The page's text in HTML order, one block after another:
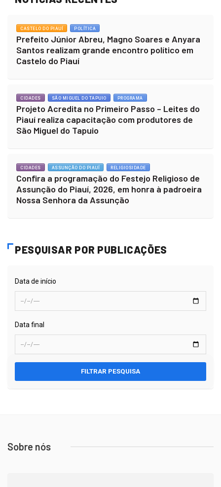
CASTELO DO PIAUÍ POLÍTICA
Prefeito Júnior Abreu, Magno Soares e Anyara
Santos realizam grande encontro político em
Castelo do Piauí
CIDADES SÃO MIGUEL DO TAPUIO PROGRAMA
Projeto Acredita no Primeiro Passo – Leites do
Piauí realiza capacitação com produtores de
São Miguel do Tapuio
CIDADES ASSUNÇÃO DO PIAUÍ RELIGIOSIDADE
Confira a programação do Festejo Religioso de
Assunção do Piauí, 2026, em honra à padroeira
Nossa Senhora da Assunção
PESQUISAR POR PUBLICAÇÕES
Data de início
Data final
FILTRAR PESQUISA
Sobre nós